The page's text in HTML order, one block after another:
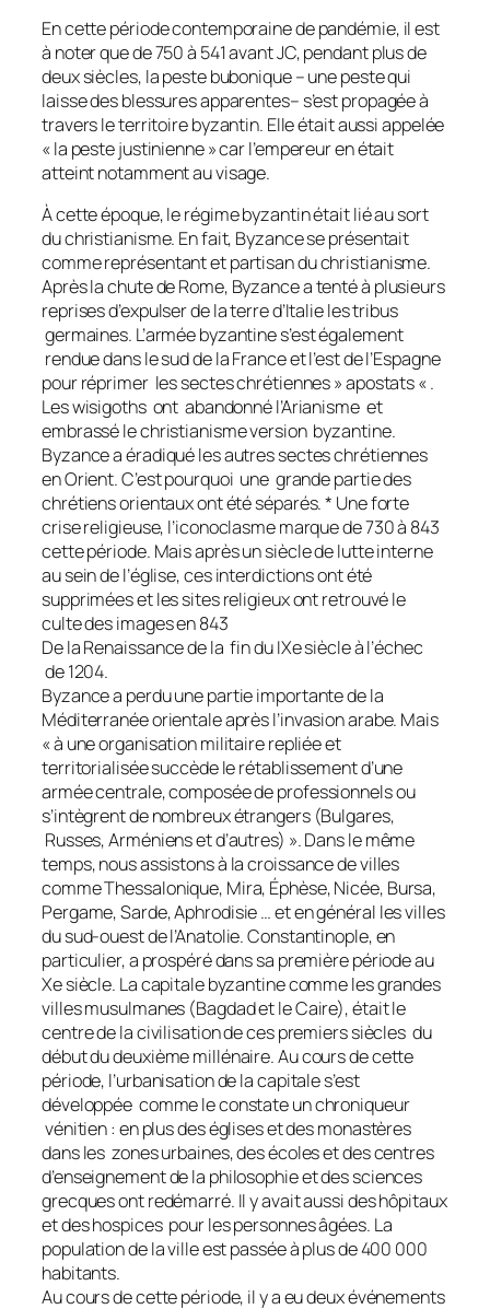
En cette période contemporaine de pandémie, il est
à noter que de 750 à 541 avant JC, pendant plus de
deux siècles, la peste bubonique – une peste qui
laisse des blessures apparentes– s’est propagée à
travers le territoire byzantin. Elle était aussi appelée
« la peste justinienne » car l’empereur en était
atteint notamment au visage.
À cette époque, le régime byzantin était lié au sort
du christianisme. En fait, Byzance se présentait
comme représentant et partisan du christianisme.
Après la chute de Rome, Byzance a tenté à plusieurs
reprises d’expulser de la terre d’Italie les tribus
germaines. L’armée byzantine s’est également
rendue dans le sud de la France et l’est de l’Espagne
pour réprimer les sectes chrétiennes » apostats « .
Les wisigoths ont abandonné l’Arianisme et
embrassé le christianisme version byzantine.
Byzance a éradiqué les autres sectes chrétiennes
en Orient. C’est pourquoi une grande partie des
chrétiens orientaux ont été séparés. * Une forte
crise religieuse, l’iconoclasme marque de 730 à 843
cette période. Mais après un siècle de lutte interne
au sein de l’église, ces interdictions ont été
supprimées et les sites religieux ont retrouvé le
culte des images en 843
De la Renaissance de la fin du IXe siècle à l’échec
de 1204.
Byzance a perdu une partie importante de la
Méditerranée orientale après l’invasion arabe. Mais
« à une organisation militaire repliée et
territorialisée succède le rétablissement d’une
armée centrale, composée de professionnels ou
s’intègrent de nombreux étrangers (Bulgares,
Russes, Arméniens et d’autres) ». Dans le même
temps, nous assistons à la croissance de villes
comme Thessalonique, Mira, Éphèse, Nicée, Bursa,
Pergame, Sarde, Aphrodisie … et en général les villes
du sud-ouest de l’Anatolie. Constantinople, en
particulier, a prospéré dans sa première période au
Xe siècle. La capitale byzantine comme les grandes
villes musulmanes (Bagdad et le Caire), était le
centre de la civilisation de ces premiers siècles du
début du deuxième millénaire. Au cours de cette
période, l’urbanisation de la capitale s’est
développée comme le constate un chroniqueur
vénitien : en plus des églises et des monastères
dans les zones urbaines, des écoles et des centres
d’enseignement de la philosophie et des sciences
grecques ont redémarré. Il y avait aussi des hôpitaux
et des hospices pour les personnes âgées. La
population de la ville est passée à plus de 400 000
habitants.
Au cours de cette période, il y a eu deux événements